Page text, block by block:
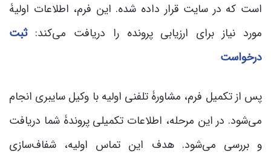
است که در سایت قرار داده شده. این فرم، اطلاعات اولیۀ
مورد نیاز برای ارزیابی پرونده را دریافت می‌کند:ثبت
درخواست
پس از تکمیل فرم، مشاورۀ تلفنی اولیه با وکیل سایبری انجام
می‌شود. در این مرحله، اطلاعات تکمیلی پروندۀ شما دریافت
و بررسی می‌شود. هدف این تماس اولیه، شفاف‌سازی